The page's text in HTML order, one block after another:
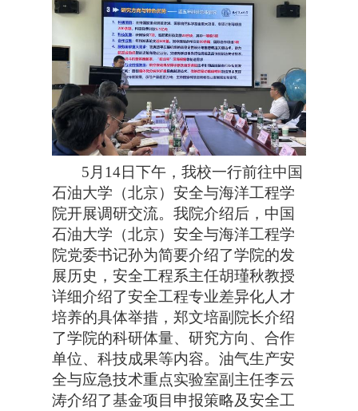
5月14日下午，我校一行前往中国
石油大学（北京）安全与海洋工程学
院开展调研交流。我院介绍后，中国
石油大学（北京）安全与海洋工程学
院党委书记孙为简要介绍了学院的发
展历史，安全工程系主任胡瑾秋教授
详细介绍了安全工程专业差异化人才
培养的具体举措，郑文培副院长介绍
了学院的科研体量、研究方向、合作
单位、科技成果等内容。油气生产安
全与应急技术重点实验室副主任李云
涛介绍了基金项目申报策略及安全工